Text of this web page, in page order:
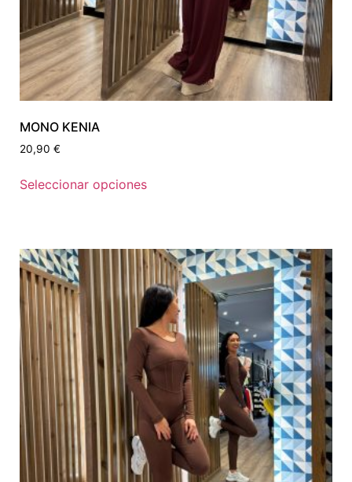
MONO KENIA
20,90 €
Seleccionar opciones